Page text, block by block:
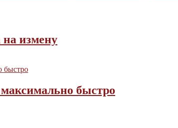
измену
быстро